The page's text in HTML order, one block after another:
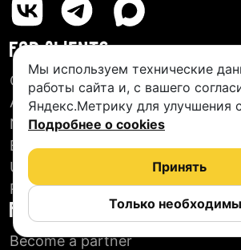
FOR CLIENTS
Creative Studios
About us
New Podcasts
Blog
User agreement
Reviews
FOR PARTNERS
Become a partner
Мы используем технические
работы сайта и, с вашего
Яндекс.Метрику для улучшения
Подробнее о cookies
Только
Принять